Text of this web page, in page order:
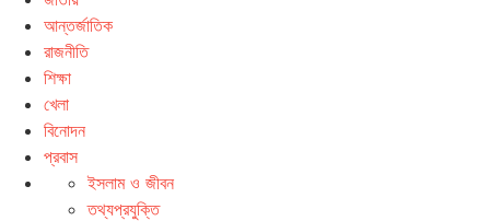
আন্তর্জাতিক
রাজনীতি
শিক্ষা
খেলা
বিনোদন
প্রবাস
ইসলাম ও জীবন
তথ্যপ্রযুক্তি